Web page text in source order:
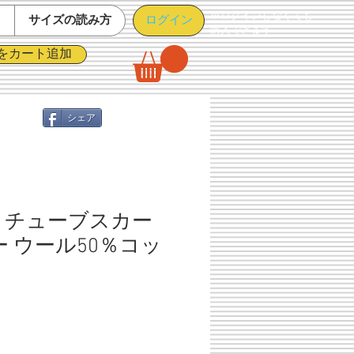
サイズの読み方
カート追加
ログイン
※ログインしなくても
購入できます
ューブスカー
ウール50％コッ
シェア